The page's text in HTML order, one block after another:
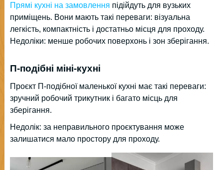
Прямі кухні на замовлення підійдуть для вузьких
приміщень. Вони мають такі переваги: візуальна
легкість, компактність і достатньо місця для проходу.
Недоліки: менше робочих поверхонь і зон зберігання.
П-подібні міні-кухні
Проєкт П-подібної маленької кухні має такі переваги:
зручний робочий трикутник і багато місць для
зберігання.
Недолік: за неправильного проєктування може
залишатися мало простору для проходу.